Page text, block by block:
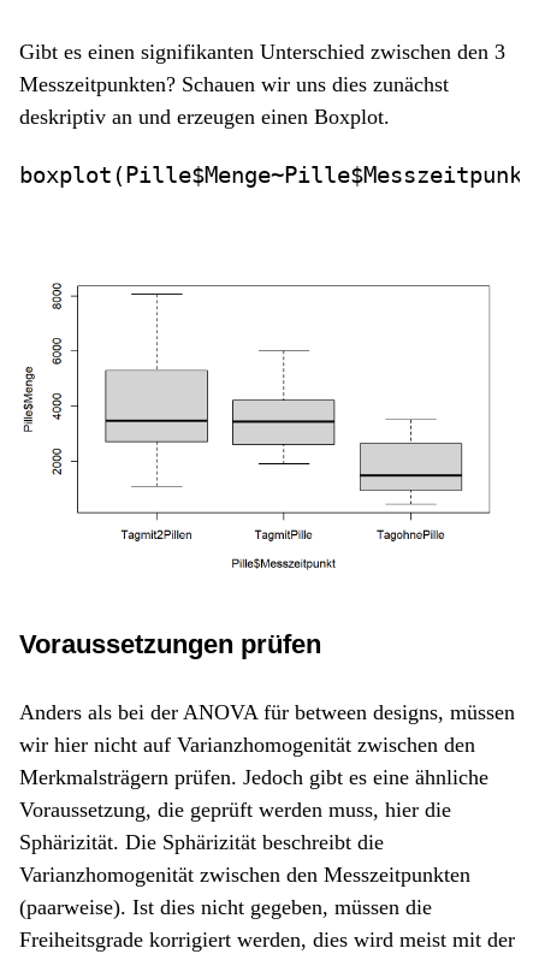
Gibt es einen signifikanten Unterschied zwischen den 3
Messzeitpunkten? Schauen wir uns dies zunächst
deskriptiv an und erzeugen einen Boxplot.
boxplot (Pille$Menge~Pille$
Voraussetzungen prüfen
Anders als bei der ANOVA für between designs, müssen
wir hier nicht auf Varianzhomogenität zwischen den
Merkmalsträgern prüfen. Jedoch gibt es eine ähnliche
Voraussetzung, die geprüft werden muss, hier die
Sphärizität. Die Sphärizität beschreibt die
Varianzhomogenität zwischen den Messzeitpunkten
(paarweise). Ist dies nicht gegeben, müssen die
Freiheitsgrade korrigiert werden, dies wird meist mit der